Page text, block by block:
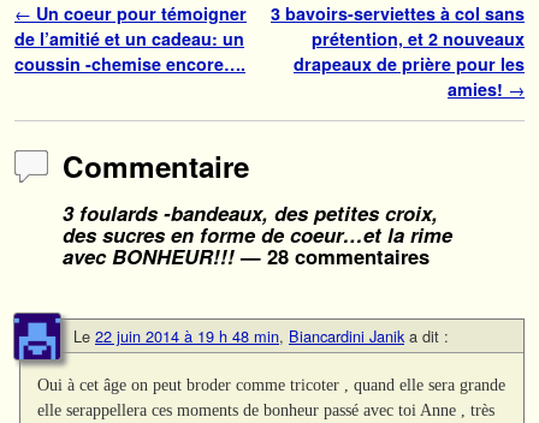
Navigation des articles
← Un coeur pour témoigner
de l’amitié et un cadeau: un
coussin -chemise encore….
3 bavoirs-serviettes à col sans
prétention, et 2 nouveaux
drapeaux de prière pour les
amies! →
Commentaire
3 foulards -bandeaux, des petites croix,
des sucres en forme de coeur…et la rime
avec BONHEUR!!!— 28 commentaires
Le 22 juin 2014 à 19 h 48 min, Biancardini Janik a dit :
Oui à cet âge on peut broder comme tricoter , quand elle sera grande
elle serappellera ces moments de bonheur passé avec toi Anne , très